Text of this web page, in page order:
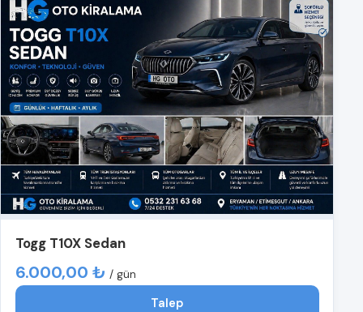
Togg T10X Sedan
6.000,00 ₺ / gün
Talep